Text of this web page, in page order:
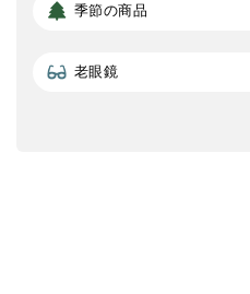
季節の商品
老眼鏡